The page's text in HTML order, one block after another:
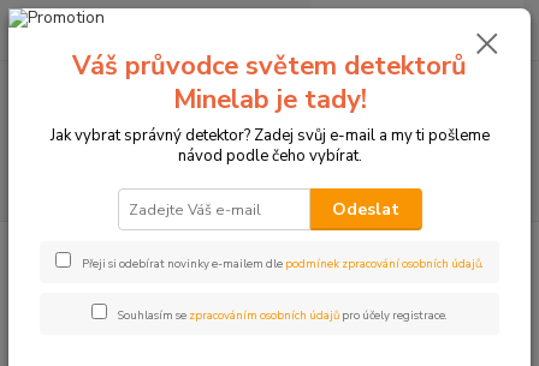
+420774877333
0 Kč
Kategorie blogu
Detektory
Váš průvodce světem detektorů
Minelab je tady!
Jak vybrat správný detektor? Zadej svůj e-mail a my ti pošleme
návod podle čeho vybírat.
Odeslat
Přeji si odebírat novinky e-mailem dle podmínek zpracování osobních údajů.
Souhlasím se zpracováním osobních údajů pro účely registrace.